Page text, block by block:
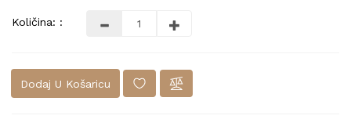
Količina: :
Dodaj U Košaricu